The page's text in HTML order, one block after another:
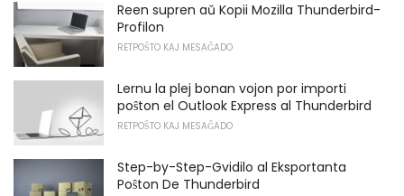
Reen supren aŭ Kopii Mozilla Thunderbird-
Profilon
RETPOŜTO KAJ MESAĜADO
Lernu la plej bonan vojon por importi
poŝton el Outlook Express al Thunderbird
RETPOŜTO KAJ MESAĜADO
Step-by-Step-Gvidilo al Eksportanta
Poŝton De Thunderbird